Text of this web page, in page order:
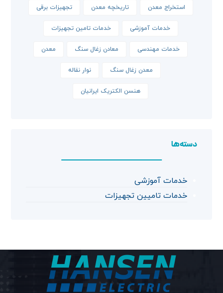
استخراج معدن تاریخچه معدن تجهیزات برقی
خدمات آموزشی خدمات تامین تجهیزات
خدمات مهندسی معادن زغال سنگ معدن
معدن زغال سنگ نوار نقاله
هنسن الکتریک ایرانیان
دسته‌ها
خدمات آموزشی
خدمات تامیین تجهیزات